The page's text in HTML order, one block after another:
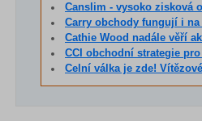
Canslim - vysoko zisková
Carry obchody fungují i na
Cathie Wood nadále věří
CCI obchodní strategie
Celní válka je zde!